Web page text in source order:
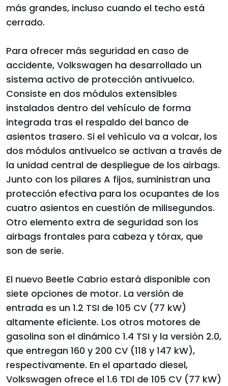
más grandes, incluso cuando el techo está
cerrado.
Para ofrecer más seguridad en caso de
accidente, Volkswagen ha desarrollado un
sistema activo de protección antivuelco.
Consiste en dos módulos extensibles
instalados dentro del vehículo de forma
integrada tras el respaldo del banco de
asientos trasero. Si el vehículo va a volcar, los
dos módulos antivuelco se activan a través de
la unidad central de despliegue de los airbags.
Junto con los pilares A fijos, suministran una
protección efectiva para los ocupantes de los
cuatro asientos en cuestión de milisegundos.
Otro elemento extra de seguridad son los
airbags frontales para cabeza y tórax, que
son de serie.
El nuevo Beetle Cabrio estará disponible con
siete opciones de motor. La versión de
entrada es un 1.2 TSI de 105 CV (77 kW)
altamente eficiente. Los otros motores de
gasolina son el dinámico 1.4 TSI y la versión 2.0,
que entregan 160 y 200 CV (118 y 147 kW),
respectivamente. En el apartado diesel,
Volkswagen ofrece el 1.6 TDI de 105 CV (77 kW)